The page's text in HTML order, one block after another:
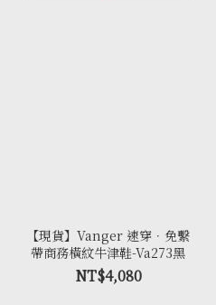
【現貨】Vanger 速穿．免繫
帶商務橫紋牛津鞋-Va273黑
NT$4,080